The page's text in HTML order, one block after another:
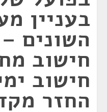
בעניין
השונים
חישוב
חישוב
החזר